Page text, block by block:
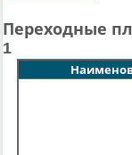
Переходные
1